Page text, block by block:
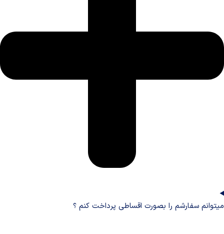
میتوانم سفارشم را بصورت اقساطی پرداخت کنم ؟